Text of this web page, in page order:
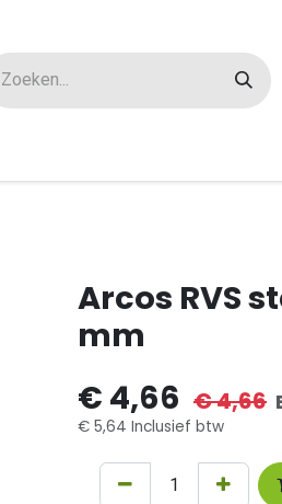
Arcos RVS
mm
€ 4,66 €4,66
€ 5,64 Inclusief btw